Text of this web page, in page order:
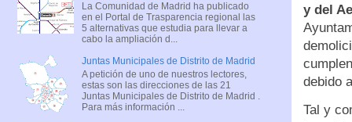
y del
debido
Tal y
La Comunidad de Madrid ha publicado
en el Portal de Trasparencia regional las
5 alternativas que estudia para llevar a
cabo la ampliación d...
Juntas Municipales de Distrito de Madrid
A petición de uno de nuestros lectores,
estas son las direcciones de las 21
Juntas Municipales de Distrito de Madrid .
Para más información ...